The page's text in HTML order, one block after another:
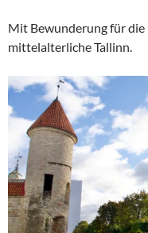
Mit Bewunderung für die
mittelalterliche Tallinn.